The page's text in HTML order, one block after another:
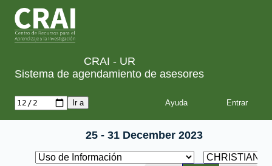
CRAI - UR
Sistema de agendamiento de asesores
Ayuda
25 - 31 December 2023